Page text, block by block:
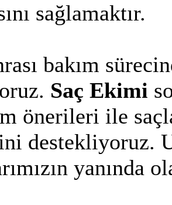
sağlamaktır.
bakım
Saç Ekimi
önerileri ile
destekliyoruz.
yanında